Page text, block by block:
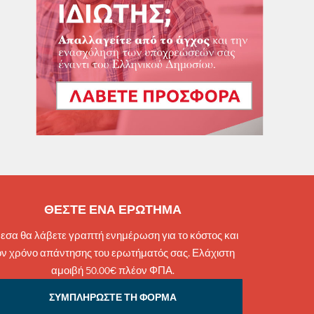
ΘΕΣΤΕ ΕΝΑ ΕΡΩΤΗΜΑ
θα λάβετε γραπτή ενημέρωση για το κόστος και
χρόνο απάντησης του ερωτήματός σας. Ελάχιστη
αμοιβή 50.00€ πλέον ΦΠΑ.
ΣΥΜΠΛΗΡΩΣΤΕ ΤΗ ΦΟΡΜΑ